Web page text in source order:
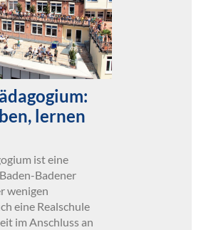
lernen
ist eine
Badener
wenigen
eine Realschule
im Anschluss an